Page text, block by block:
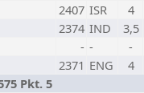
2407 ISR
4
2374 IND
3,5
- -
-
2371 ENG
4
Pkt. 5